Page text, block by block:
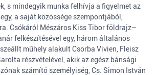
s mindegyik munka felhívja a figyelmet az
a saját közössége szempontjából,
Csókáról Mészáros Kiss Tibor földrajz–
felkészítésével egy, három általános
műhely alakult Csorba Vivien, Fleisz
részvételével, akik az egész bánsági
számító személyiség, Cs. Simon István